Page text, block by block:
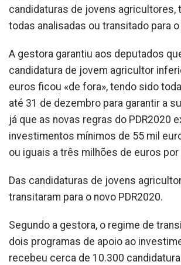
candidaturas de jovens agricultores,
todas analisadas ou transitado para o
A gestora garantiu aos deputados
candidatura de jovem agricultor
euros ficou «de fora», tendo sido
até 31 de dezembro para garantir a
já que as novas regras do PDR2020
investimentos mínimos de 55 mil
ou iguais a três milhões de euros
Das candidaturas de jovens
transitaram para o novo PDR2020.
Segundo a gestora, o regime de
dois programas de apoio ao
recebeu cerca de 10.300